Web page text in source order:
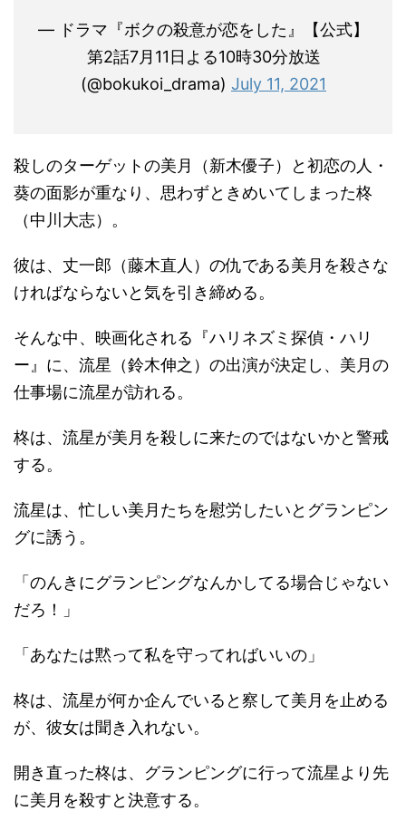
— ドラマ『ボクの殺意が恋をした』【公式】
第2話7月11日よる10時30分放送
(@bokukoi_drama) July 11, 2021
殺しのターゲットの美月（新木優子）と初恋の人・
葵の面影が重なり、思わずときめいてしまった柊
（中川大志）。
彼は、丈一郎（藤木直人）の仇である美月を殺さな
ければならないと気を引き締める。
そんな中、映画化される『ハリネズミ探偵・ハリ
ー』に、流星（鈴木伸之）の出演が決定し、美月の
仕事場に流星が訪れる。
柊は、流星が美月を殺しに来たのではないかと警戒
する。
流星は、忙しい美月たちを慰労したいとグランピン
グに誘う。
「のんきにグランピングなんかしてる場合じゃない
だろ！」
「あなたは黙って私を守ってればいいの」
柊は、流星が何か企んでいると察して美月を止める
が、彼女は聞き入れない。
開き直った柊は、グランピングに行って流星より先
に美月を殺すと決意する。